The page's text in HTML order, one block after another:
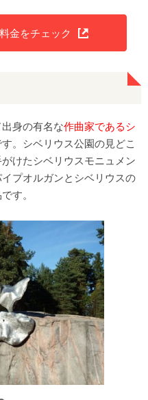
金をチェック
身の有名な作曲家であるシ
。シベリウス公園の見どこ
けたシベリウスモニュメン
プオルガンとシベリウスの
す。